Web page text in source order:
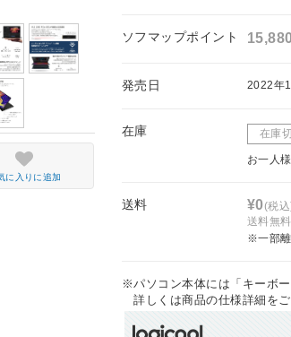
ソフマップポイント
発売日 2022年
在庫 在庫
お一人
送料 ¥0(税込
送料無
※一部離
※パソコン本体には「キーボ
詳しくは商品の仕様詳細をご
に入りに追加